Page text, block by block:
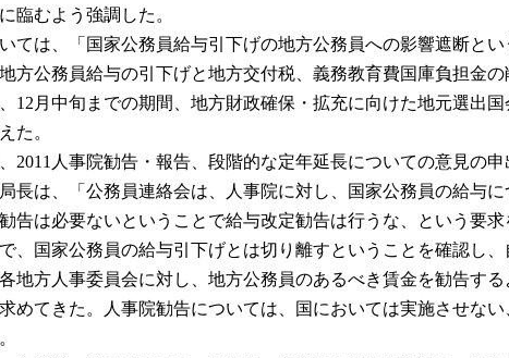
臨むよう強調した。
は、「国家公務員給与引下げの地方公務員への影響遮断とい
方公務員給与の引下げと地方交付税、義務教育費国庫負担金の
12月中旬までの期間、地方財政確保・拡充に向けた地元選出国
た。
人事院勧告・報告、段階的な定年延長についての意見の申
長は、「公務員連絡会は、人事院に対し、国家公務員の給与に
告は必要ないということで給与改定勧告は行うな、という要求
、国家公務員の給与引下げとは切り離すということを確認し、
地方人事委員会に対し、地方公務員のあるべき賃金を勧告す
めてきた。人事院勧告については、国においては実施させな